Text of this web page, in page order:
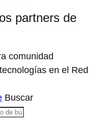
partners de
comunidad
en el Red
Buscar